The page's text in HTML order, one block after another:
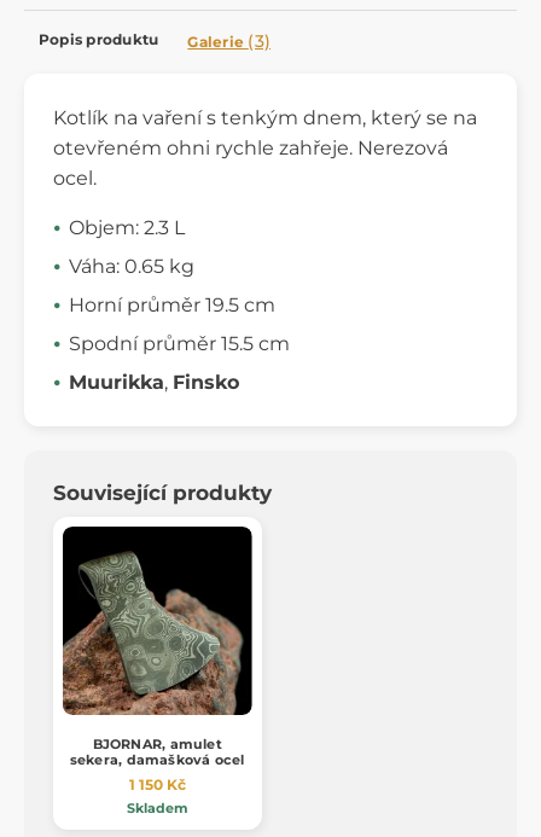
Popis produktu Galerie (3)
Kotlík na vaření s tenkým dnem, který se na
otevřeném ohni rychle zahřeje. Nerezová
ocel.
Objem: 2.3 L
Váha: 0.65 kg
Horní průměr 19.5 cm
Spodní průměr 15.5 cm
Muurikka, Finsko
Související produkty
BJORNAR, amulet
sekera, damašková ocel
1 150 Kč
Skladem